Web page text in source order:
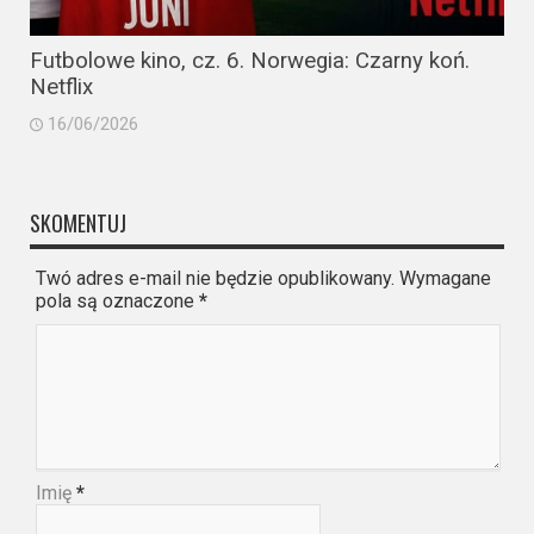
Futbolowe kino, cz. 6. Norwegia: Czarny koń.
Netflix
16/06/2026
SKOMENTUJ
Twó adres e-mail nie będzie opublikowany. Wymagane
pola są oznaczone *
Imię *